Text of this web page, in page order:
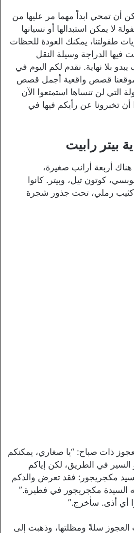
أن تمحي ابداً مهما مر عليها من
لا يمكن استبدالها أو نسيانها
طفولتنا، يمكنك العودة للحظات
فيها الدراجة وسيلة النقل
بلا نهاية. نقدم لكم اليوم في
موقعنا قصص واقعية أجمل قصص
التي لن تنساها استمتعوا الآن
أن تخبرونا عن رأيكم فيها في
بيتر رابيت
أربعة أرانب صغيرة،
كوتون تيل، وبيتر. كانوا
رملي، تحت جذور شجرة
ذات صباح: “يا صغاري، يمكنكم
السير في الطريق، لكن إياكم
مكجريجور: فقد تعرض والدكم
السيدة مكجريجور في فطيرة.”
أي أذى. سأخرج.”
سلةً ومظلتها، وذهبت إلى